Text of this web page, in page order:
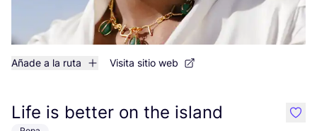
Añade a la ruta Visita sitio web
Life is better on the island like